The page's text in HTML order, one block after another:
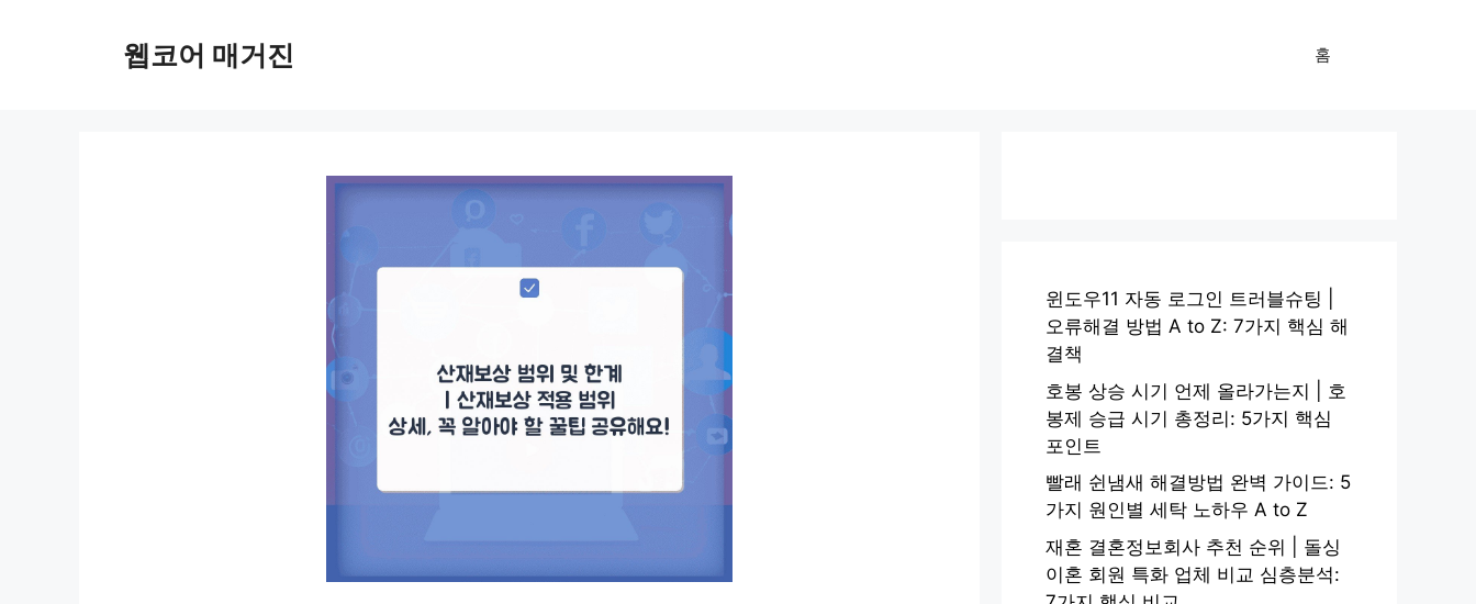
웹코어 매거진 홈
윈도우11 자동 로그인 트러블슈팅 |
오류해결 방법 A to Z: 7가지 핵심 해
결책
호봉 상승 시기 언제 올라가는지 | 호
봉제 승급 시기 총정리: 5가지 핵심
포인트
빨래 쉰냄새 해결방법 완벽 가이드: 5
가지 원인별 세탁 노하우 A to Z
재혼 결혼정보회사 추천 순위 | 돌싱
이혼 회원 특화 업체 비교 심층분석: